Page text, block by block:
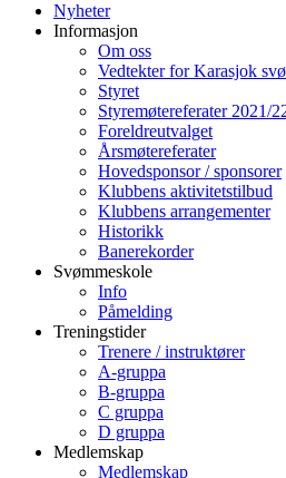
Nyheter
Informasjon
Om oss
Vedtekter for Karasjok
Styret
Styremøtereferater 2021/
Foreldreutvalget
Årsmøtereferater
Hovedsponsor / sponsorer
Klubbens aktivitetstilbud
Klubbens arrangementer
Historikk
Banerekorder
Svømmeskole
Info
Påmelding
Treningstider
Trenere / instruktører
A-gruppa
B-gruppa
C gruppa
D gruppa
Medlemskap
Medlemskap